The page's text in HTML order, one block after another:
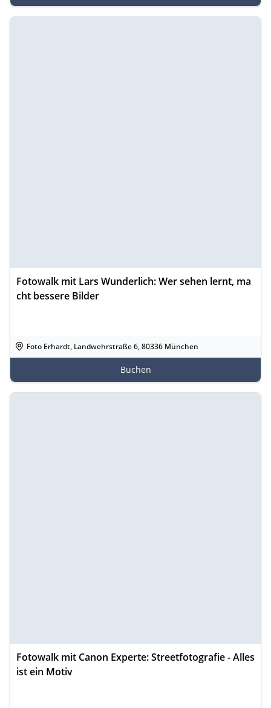
Fotowalk mit Lars Wunderlich: Wer sehen lernt, ma
cht bessere Bilder
Foto Erhardt, Landwehrstraße 6, 80336 München
Buchen
Fotowalk mit Canon Experte: Streetfotografie - Alles
ist ein Motiv